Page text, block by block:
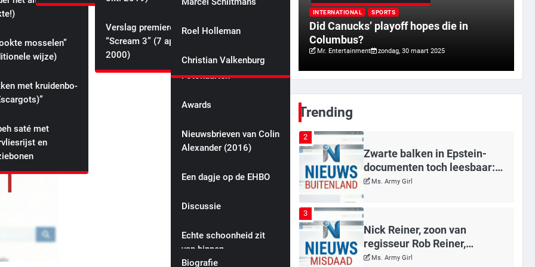
mosselen”
wijze)
met krui­den­bo­
saté met
en
Verslag premiere
“Scream 3” (7 april
2000)
Roel Holleman
Christian Valkenburg
Fotokaarten
Awards
Nieuwsbrieven van Colin
Alexander (2016)
Colin’s schoolverhalen
Een dagje op de EHBO
Discussie
Echte schoonheid zit
van binnen
boeken voor uw feest
Mike & Colin
Biografie
with retaliatory tariffs if Trump starts a
trade war!
Mr. Entertainment
INTERNATIONAL SPORTS
Did Canucks’ playoff hopes die in
Columbus?
Mr. Entertainment zondag, 30 maart 2025
Trending
vertrouwen in nieuwe aanpak
van begeleiding kwetsbare
inwoners door Siem, ondanks
onrust’
Mr. Gamer
Kleine veranderingen op
2
Zwarte balken in Epstein-
documenten toch leesbaar:
‘Heb je al nieuwe ongepaste
vrienden voor me?’
Ms. Army Girl
3
Nick Reiner, zoon van
regisseur Rob Reiner,
gearresteerd na dood ouders
Ms. Army Girl